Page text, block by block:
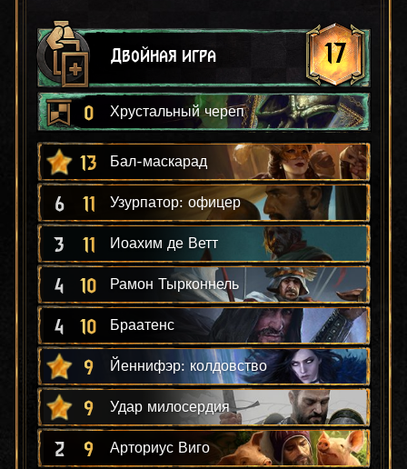
Двойная игра 17
0 Хрустальный череп
13 Бал-маскарад
6 11 Узурпатор: офицер
3 11 Иоахим де Ветт
4 10 Рамон Тырконнель
4 10 Браатенс
9 Йеннифэр: колдовство
9 Удар милосердия
2 9 Арториус Виго